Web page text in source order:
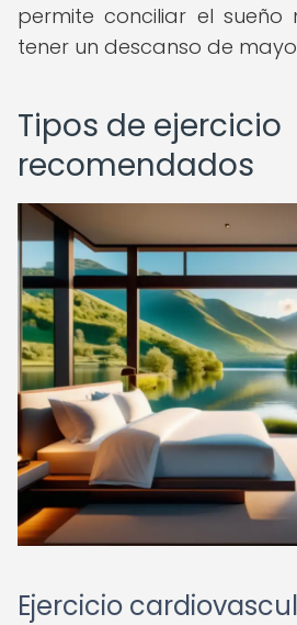
permite conciliar el
tener un descanso de
Tipos de ejercicio
recomendados
Ejercicio